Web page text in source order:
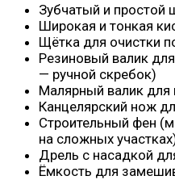
Зубчатый и простой
Широкая и тонкая
Щётка для очистки
Резиновый валик
— ручной скребок)
Малярный валик для
Канцелярский нож
Строительный фен
на сложных
Дрель с насадкой
Ёмкость для